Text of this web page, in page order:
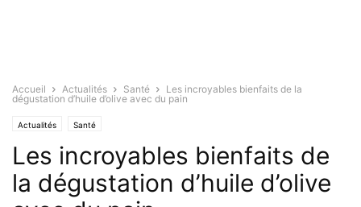
Accueil Actualités Santé
Les incroyables bienfaits de la
dégustation d’huile d’olive avec du pain
Actualités Santé
Les incroyables bienfaits de
la dégustation d’huile d’olive